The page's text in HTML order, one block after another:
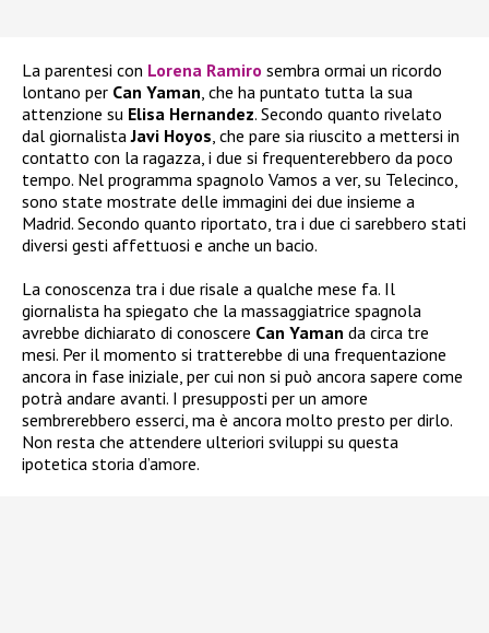
La parentesi con Lorena Ramiro sembra ormai un ricordo
lontano per Can Yaman, che ha puntato tutta la sua
attenzione su Elisa Hernandez. Secondo quanto rivelato
dal giornalistaJavi Hoyos, che pare sia riuscito a mettersi in
contatto con la ragazza, i due si frequenterebbero da poco
tempo. Nel programma spagnolo Vamos a ver, su Telecinco,
sono state mostrate delle immagini dei due insieme a
Madrid. Secondo quanto riportato, tra i due ci sarebbero stati
diversi gesti affettuosi e anche un bacio.
La conoscenza tra i due risale a qualche mese fa. Il
giornalista ha spiegato che la massaggiatrice spagnola
avrebbe dichiarato di conoscere Can Yaman da circa tre
mesi. Per il momento si tratterebbe di una frequentazione
ancora in fase iniziale, per cui non si può ancora sapere come
potrà andare avanti. I presupposti per un amore
sembrerebbero esserci, ma è ancora molto presto per dirlo.
Non resta che attendere ulteriori sviluppi su questa
ipotetica storia d’amore.